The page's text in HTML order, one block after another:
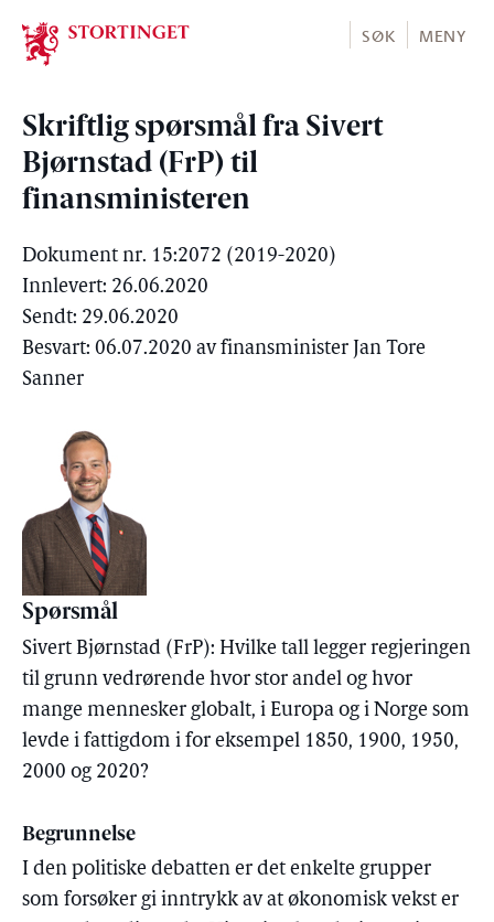
Stortinget.no
SØK MENY
Skriftlig spørsmål fra Sivert
Bjørnstad (FrP) til
finansministeren
Dokument nr. 15:2072 (2019-2020)
Innlevert: 26.06.2020
Sendt: 29.06.2020
Besvart: 06.07.2020 av finansminister Jan Tore
Sanner
Spørsmål
Sivert Bjørnstad (FrP): Hvilke tall legger regjeringen
til grunn vedrørende hvor stor andel og hvor
mange mennesker globalt, i Europa og i Norge som
levde i fattigdom i for eksempel 1850, 1900, 1950,
2000 og 2020?
Begrunnelse
I den politiske debatten er det enkelte grupper
som forsøker gi inntrykk av at økonomisk vekst er